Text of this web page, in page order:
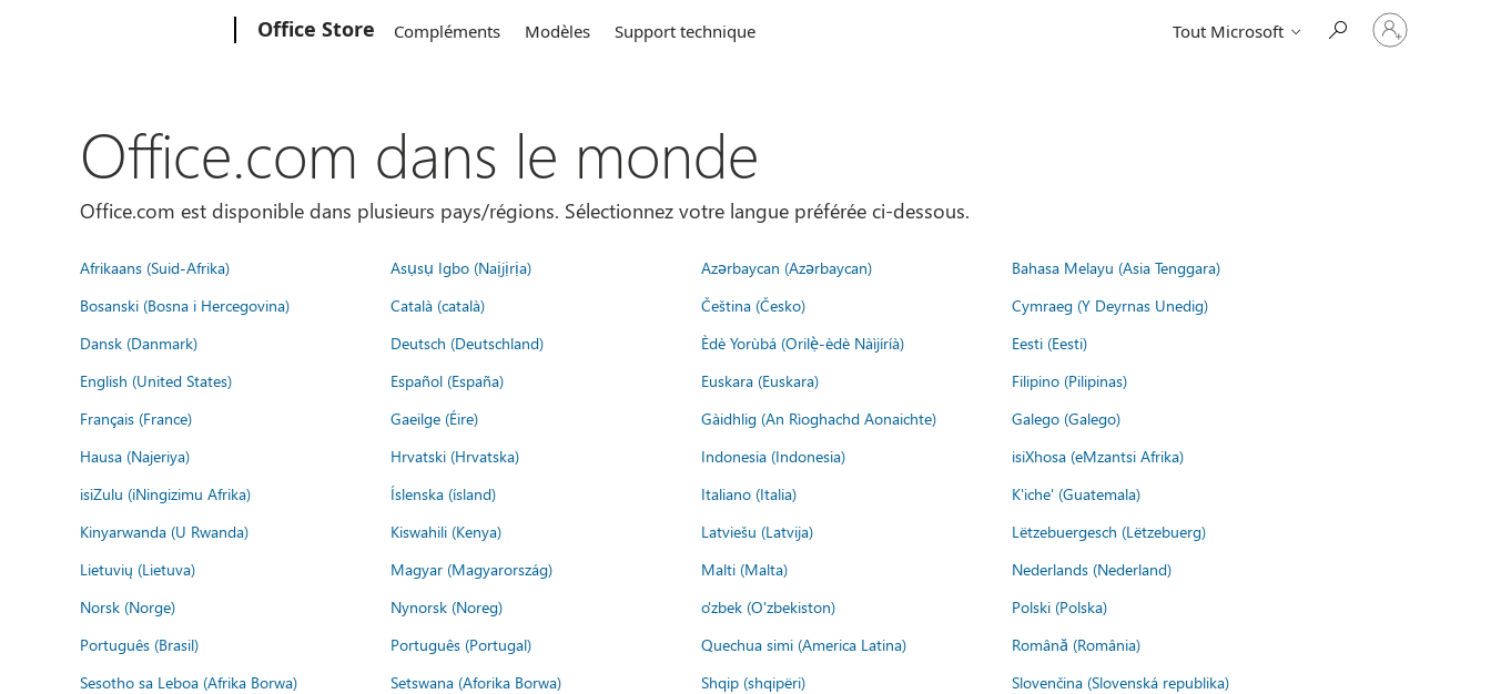
Office Store Compléments Modèles Support technique Tout Microsoft
Connectez-
vous
Office.com dans le monde
Office.com est disponible dans plusieurs pays/régions. Sélectionnez votre langue préférée ci-dessous.
Afrikaans (Suid-Afrika) Asụsụ Igbo (Naịjịrịa) Azərbaycan (Azərbaycan)
Bahasa Melayu (Asia Tenggara)
Bosanski (Bosna i Hercegovina)
Català (català) Čeština (Česko)
Cymraeg (Y Deyrnas Unedig)
Dansk (Danmark)
Deutsch (Deutschland) Èdè Yorùbá (Orilẹ̀-èdè Nàìjíríà)
Eesti (Eesti)
English (United States)
Español (España) Euskara (Euskara)
Filipino (Pilipinas)
Français (France)
Gaeilge (Éire) Gàidhlig (An Rìoghachd Aonaichte)
Galego (Galego)
Hausa (Najeriya)
Hrvatski (Hrvatska) Indonesia (Indonesia)
isiXhosa (eMzantsi Afrika)
isiZulu (iNingizimu Afrika)
Íslenska (ísland) Italiano (Italia)
K'iche' (Guatemala)
Kinyarwanda (U Rwanda)
Kiswahili (Kenya) Latviešu (Latvija)
Lëtzebuergesch (Lëtzebuerg)
Lietuvių (Lietuva)
Magyar (Magyarország) Malti (Malta)
Nederlands (Nederland)
Norsk (Norge)
Nynorsk (Noreg) o'zbek (O'zbekiston)
Polski (Polska)
Português (Brasil)
Português (Portugal) Quechua simi (America Latina)
Română (România)
Sesotho sa Leboa (Afrika Borwa)
Setswana (Aforika Borwa) Shqip (shqipëri)
Slovenčina (Slovenská republika)